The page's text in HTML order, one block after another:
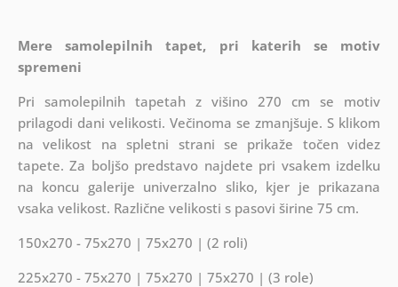
Meresamolepilnih tapet, pri katerih se motiv
spremeni
Pri samolepilnih tapetah z višino 270 cm se motiv
prilagodi dani velikosti. Večinoma se zmanjšuje. S klikom
na velikost na spletni strani se prikaže točen videz
tapete. Za boljšo predstavo najdete pri vsakem izdelku
na koncu galerije univerzalno sliko, kjer je prikazana
vsaka velikost. Različne velikosti s pasovi širine 75 cm.
150x270 - 75x270 | 75x270 | (2 roli)
225x270 - 75x270 | 75x270 | 75x270 | (3 role)